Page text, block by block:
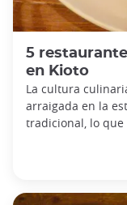
5
en Kioto
La cultura
arraigada en la
tradicional, lo que